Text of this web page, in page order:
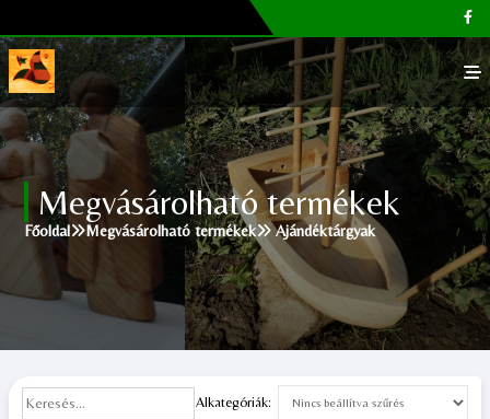
Főoldal
Galéria
Megvásárolható termékek
Cikkek, tippek
Megvásárolható termékek
Főoldal Megvásárolható termékek Ajándéktárgyak
Alkategóriák: